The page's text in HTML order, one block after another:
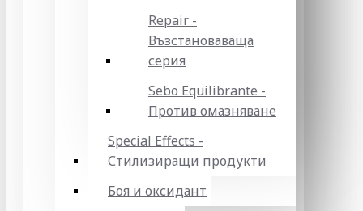
Repair -
Възстановаваща
серия
Sebo Equilibrante -
Против омазняване
Special Effects -
Стилизиращи продукти
Боя и оксидант